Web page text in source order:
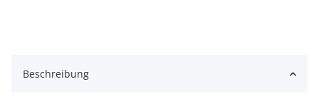
Beschreibung